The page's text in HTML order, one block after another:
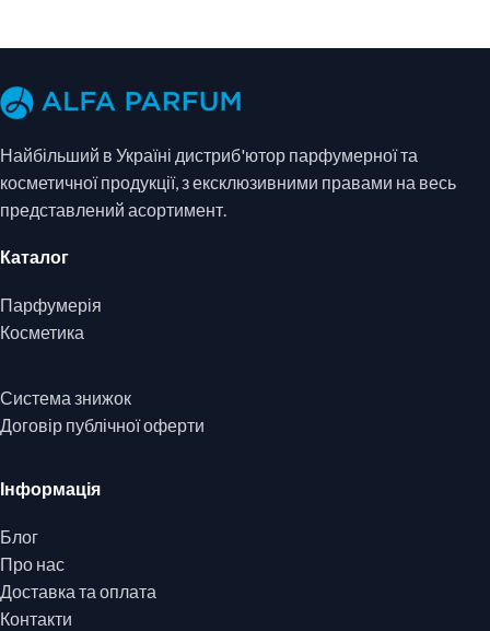
Найбільший в Україні дистриб'ютор парфумерної та
косметичної продукції, з ексклюзивними правами на весь
представлений асортимент.
Каталог
Парфумерія
Косметика
Система знижок
Договір публічної оферти
Інформація
Блог
Про нас
Доставка та оплата
Контакти